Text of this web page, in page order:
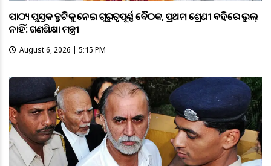
ପାଠ୍ୟ ପୁସ୍ତକ ତ୍ରୁଟିକୁ ନେଇ ଗୁରୁତ୍ବପୂର୍ଣ୍ଣ ବୈଠକ, ପ୍ରଥମ ଶ୍ରେଣୀ ବହିରେ ଭୁଲ୍
ନାହିଁ: ଗଣଶିକ୍ଷା ମନ୍ତ୍ରୀ
August 6, 2026 | 5:15 PM